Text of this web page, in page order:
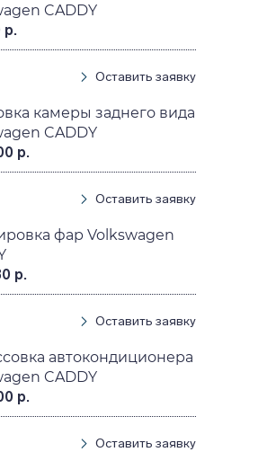
CADDY
р.
Оставить заявку
камеры заднего вида
CADDY
р.
Оставить заявку
фар Volkswagen
р.
Оставить заявку
автокондиционера
CADDY
р.
Оставить заявку